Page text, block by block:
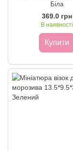
Біла
369.0 грн
В наявності
Купити